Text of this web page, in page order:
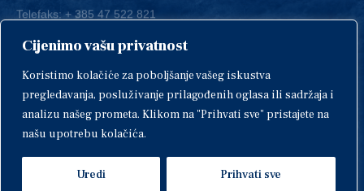
Cijenimo vašu privatnost
Koristimo kolačiće za poboljšanje vašeg iskustva
pregledavanja, posluživanje prilagođenih oglasa ili sadržaja i
analizu našeg prometa. Klikom na "Prihvati sve" pristajete na
našu upotrebu kolačića.
Uredi Prihvati sve
E-mail:grad-ogulin@ogulin.hr